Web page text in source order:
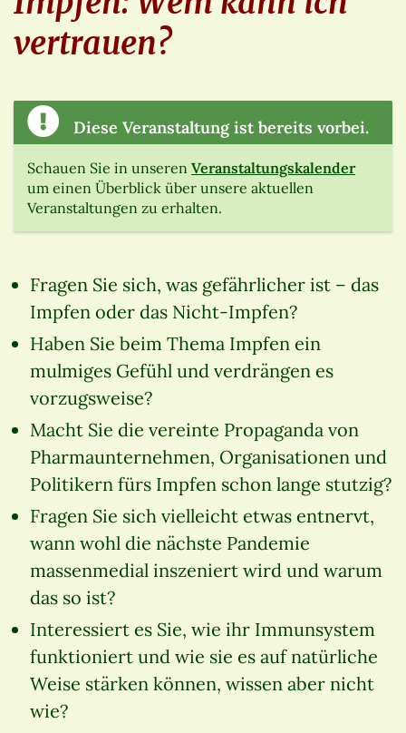
vertrauen?
Diese Veranstaltung ist bereits vorbei.
Schauen Sie in unseren Veranstaltungskalender
um einen Überblick über unsere aktuellen
Veranstaltungen zu erhalten.
Fragen Sie sich, was gefährlicher ist – das
Impfen oder das Nicht-Impfen?
Haben Sie beim Thema Impfen ein
mulmiges Gefühl und verdrängen es
vorzugsweise?
Macht Sie die vereinte Propaganda von
Pharmaunternehmen, Organisationen und
Politikern fürs Impfen schon lange stutzig?
Fragen Sie sich vielleicht etwas entnervt,
wann wohl die nächste Pandemie
massenmedial inszeniert wird und warum
das so ist?
Interessiert es Sie, wie ihr Immunsystem
funktioniert und wie sie es auf natürliche
Weise stärken können, wissen aber nicht
wie?